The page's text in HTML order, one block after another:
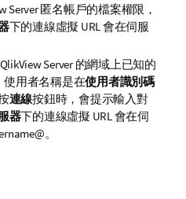
Server 匿名帳戶的檔案權限，
下的連線虛擬 URL 會在伺服
Server 的網域上已知的
使用者名稱是在使用者識別碼
連線按鈕時，會提示輸入對
器下的連線虛擬 URL 會在伺
@。